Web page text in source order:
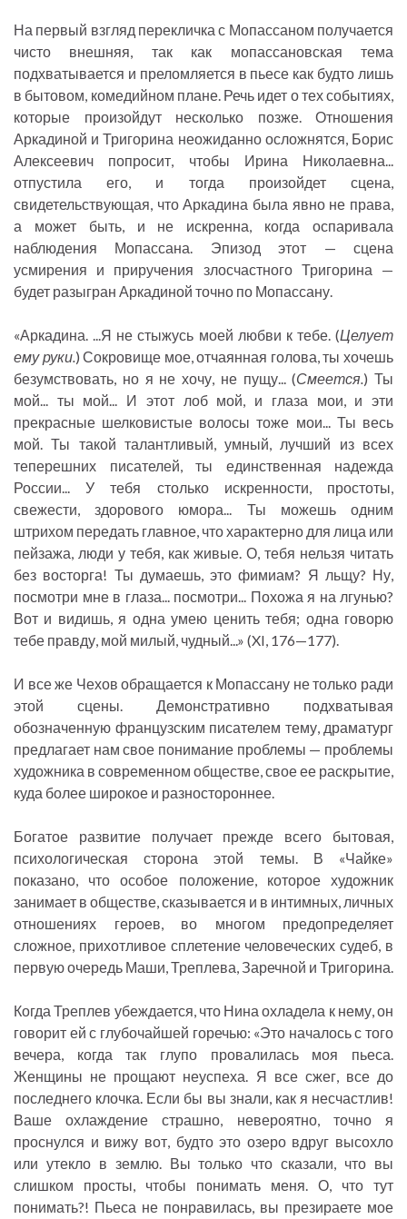
На первый взгляд перекличка с Мопассаном получается
чисто внешняя, так как мопассановская тема
подхватывается и преломляется в пьесе как будто лишь
в бытовом, комедийном плане. Речь идет о тех событиях,
которые произойдут несколько позже. Отношения
Аркадиной и Тригорина неожиданно осложнятся, Борис
Алексеевич попросит, чтобы Ирина Николаевна...
отпустила его, и тогда произойдет сцена,
свидетельствующая, что Аркадина была явно не права,
а может быть, и не искренна, когда оспаривала
наблюдения Мопассана. Эпизод этот — сцена
усмирения и приручения злосчастного Тригорина —
будет разыгран Аркадиной точно по Мопассану.
«Аркадина. ...Я не стыжусь моей любви к тебе. (Целует
ему руки.) Сокровище мое, отчаянная голова, ты хочешь
безумствовать, но я не хочу, не пущу... (Смеется.) Ты
мой... ты мой... И этот лоб мой, и глаза мои, и эти
прекрасные шелковистые волосы тоже мои... Ты весь
мой. Ты такой талантливый, умный, лучший из всех
теперешних писателей, ты единственная надежда
России... У тебя столько искренности, простоты,
свежести, здорового юмора... Ты можешь одним
штрихом передать главное, что характерно для лица или
пейзажа, люди у тебя, как живые. О, тебя нельзя читать
без восторга! Ты думаешь, это фимиам? Я льщу? Ну,
посмотри мне в глаза... посмотри... Похожа я на лгунью?
Вот и видишь, я одна умею ценить тебя; одна говорю
тебе правду, мой милый, чудный...» (XI, 176—177).
И все же Чехов обращается к Мопассану не только ради
этой сцены. Демонстративно подхватывая
обозначенную французским писателем тему, драматург
предлагает нам свое понимание проблемы — проблемы
художника в современном обществе, свое ее раскрытие,
куда более широкое и разностороннее.
Богатое развитие получает прежде всего бытовая,
психологическая сторона этой темы. В «Чайке»
показано, что особое положение, которое художник
занимает в обществе, сказывается и в интимных, личных
отношениях героев, во многом предопределяет
сложное, прихотливое сплетение человеческих судеб, в
первую очередь Маши, Треплева, Заречной и Тригорина.
Когда Треплев убеждается, что Нина охладела к нему, он
говорит ей с глубочайшей горечью: «Это началось с того
вечера, когда так глупо провалилась моя пьеса.
Женщины не прощают неуспеха. Я все сжег, все до
последнего клочка. Если бы вы знали, как я несчастлив!
Ваше охлаждение страшно, невероятно, точно я
проснулся и вижу вот, будто это озеро вдруг высохло
или утекло в землю. Вы только что сказали, что вы
слишком просты, чтобы понимать меня. О, что тут
понимать?! Пьеса не понравилась, вы презираете мое